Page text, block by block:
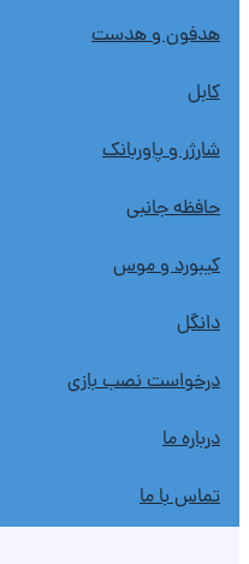
هدفون و هدست
کابل
شارژر و پاوربانک
حافظه جانبی
کیبورد و موس
دانگل
درخواست نصب بازی
درباره ما
تماس با ما